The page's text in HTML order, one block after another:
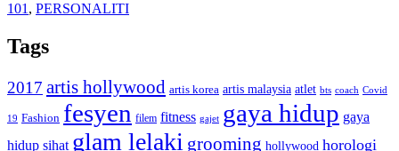
101 , PERSONALITI
Tags
2017 artis hollywood artis korea artis malaysia atlet bts coach Covid
19 Fashion fesyen filem fitness gajet gaya hidup gaya
hidup sihat glam lelaki grooming hollywood horologi